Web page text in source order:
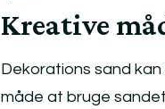
Kreative
Dekorations sand
måde at bruge